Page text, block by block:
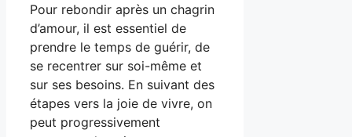
Pour rebondir après un chagrin
d’amour, il est essentiel de
prendre le temps de guérir, de
se recentrer sur soi-même et
sur ses besoins. En suivant des
étapes vers la joie de vivre, on
peut progressivement